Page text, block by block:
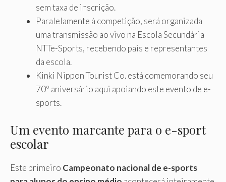
sem taxa de inscrição.
Paralelamente à competição, será organizada
uma transmissão ao vivo na Escola Secundária
NTTe-Sports, recebendo pais e representantes
da escola.
Kinki Nippon Tourist Co. está comemorando seu
70º aniversário aqui apoiando este evento de e-
sports.
Um evento marcante para o e-sport
escolar
Este primeiro Campeonato nacional de e-sports